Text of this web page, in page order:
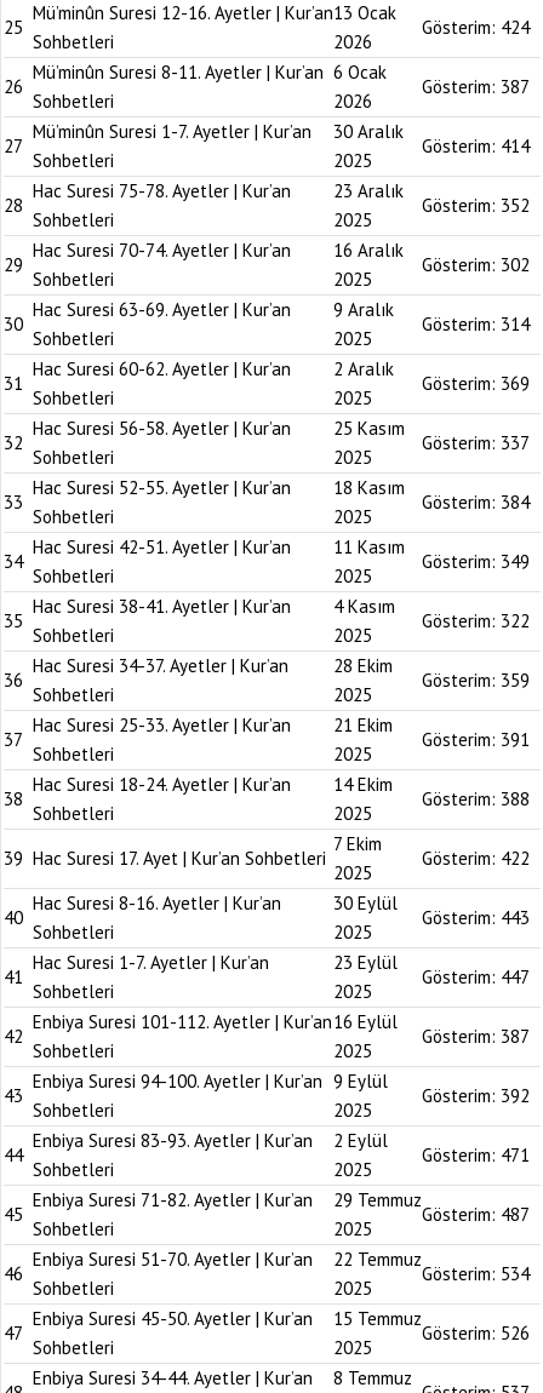
25
Mü’minûn Suresi 12-16. Ayetler | Kur’an
Sohbetleri
13 Ocak
2026
Gösterim: 424
26
Mü’minûn Suresi 8-11. Ayetler | Kur’an
Sohbetleri
6 Ocak
2026
Gösterim: 387
27
Mü’minûn Suresi 1-7. Ayetler | Kur’an
Sohbetleri
30 Aralık
2025
Gösterim: 414
28
Hac Suresi 75-78. Ayetler | Kur’an
Sohbetleri
23 Aralık
2025
Gösterim: 352
29
Hac Suresi 70-74. Ayetler | Kur’an
Sohbetleri
16 Aralık
2025
Gösterim: 302
30
Hac Suresi 63-69. Ayetler | Kur’an
Sohbetleri
9 Aralık
2025
Gösterim: 314
31
Hac Suresi 60-62. Ayetler | Kur’an
Sohbetleri
2 Aralık
2025
Gösterim: 369
32
Hac Suresi 56-58. Ayetler | Kur’an
Sohbetleri
25 Kasım
2025
Gösterim: 337
33
Hac Suresi 52-55. Ayetler | Kur’an
Sohbetleri
18 Kasım
2025
Gösterim: 384
34
Hac Suresi 42-51. Ayetler | Kur’an
Sohbetleri
11 Kasım
2025
Gösterim: 349
35
Hac Suresi 38-41. Ayetler | Kur’an
Sohbetleri
4 Kasım
2025
Gösterim: 322
36
Hac Suresi 34-37. Ayetler | Kur’an
Sohbetleri
28 Ekim
2025
Gösterim: 359
37
Hac Suresi 25-33. Ayetler | Kur’an
Sohbetleri
21 Ekim
2025
Gösterim: 391
38
Hac Suresi 18-24. Ayetler | Kur’an
Sohbetleri
14 Ekim
2025
Gösterim: 388
39 Hac Suresi 17. Ayet | Kur’an Sohbetleri
7 Ekim
2025
Gösterim: 422
40
Hac Suresi 8-16. Ayetler | Kur’an
Sohbetleri
30 Eylül
2025
Gösterim: 443
41
Hac Suresi 1-7. Ayetler | Kur’an
Sohbetleri
23 Eylül
2025
Gösterim: 447
42
Enbiya Suresi 101-112. Ayetler | Kur’an
Sohbetleri
16 Eylül
2025
Gösterim: 387
43
Enbiya Suresi 94-100. Ayetler | Kur’an
Sohbetleri
9 Eylül
2025
Gösterim: 392
44
Enbiya Suresi 83-93. Ayetler | Kur’an
Sohbetleri
2 Eylül
2025
Gösterim: 471
45
Enbiya Suresi 71-82. Ayetler | Kur’an
Sohbetleri
29 Temmuz
2025
Gösterim: 487
46
Enbiya Suresi 51-70. Ayetler | Kur’an
Sohbetleri
22 Temmuz
2025
Gösterim: 534
47
Enbiya Suresi 45-50. Ayetler | Kur’an
Sohbetleri
15 Temmuz
2025
Gösterim: 526
Enbiya Suresi 34-44. Ayetler | Kur’an 8 Temmuz